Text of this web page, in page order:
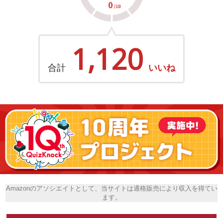
合計 1,120 いいね
Amazonのアソシエイトとして、当サイトは適格販売により収入を得てい
ます。